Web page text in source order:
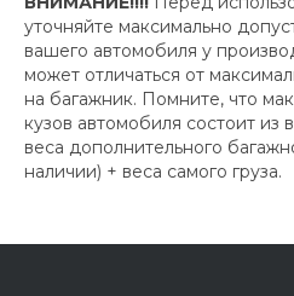
уточняйте максимально
вашего автомобиля у
может отличаться от
на багажник. Помните, что
кузов автомобиля состоит из
веса дополнительного
наличии) + веса самого груза.